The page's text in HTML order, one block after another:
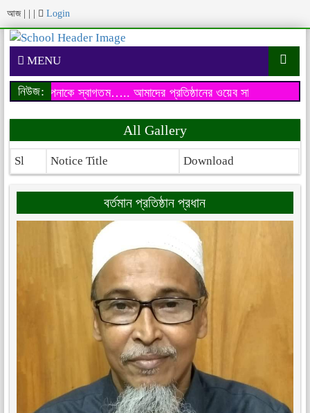
আজ Login
MENU
নিউজ: আমাদের প্রতিষ্ঠানের ওয়েব সাইটে আপনাকে
সাইটে আপনাকে স্বাগতম…..
All Gallery
Sl Notice Title Download
বর্তমান প্রতিষ্ঠান প্রধান